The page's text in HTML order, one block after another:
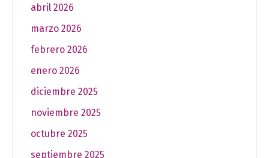
abril 2026
marzo 2026
febrero 2026
enero 2026
diciembre 2025
noviembre 2025
octubre 2025
septiembre 2025